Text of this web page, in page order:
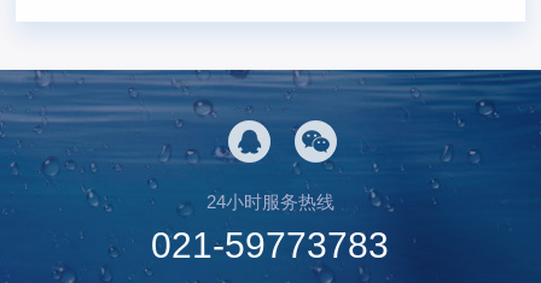
24小时服务热线
021-59773783